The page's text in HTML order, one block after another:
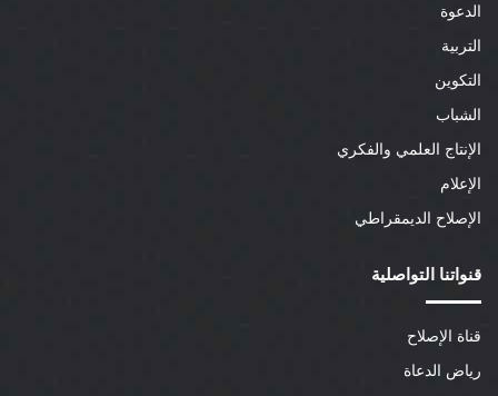
الدعوة
التربية
التكوين
الشباب
الإنتاج العلمي والفكري
الإعلام
الإصلاح الديمقراطي
قنواتنا التواصلية
قناة الإصلاح
رياض الدعاة